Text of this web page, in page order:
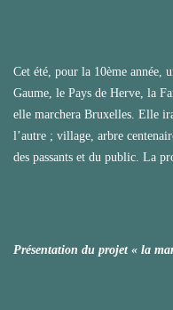
Cet été, pour la 10ème année,
Gaume, le Pays de Herve, la
elle marchera Bruxelles. Elle
l’autre ; village, arbre
des passants et du public. La
Présentation du projet « la